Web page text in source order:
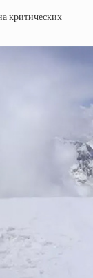
критических